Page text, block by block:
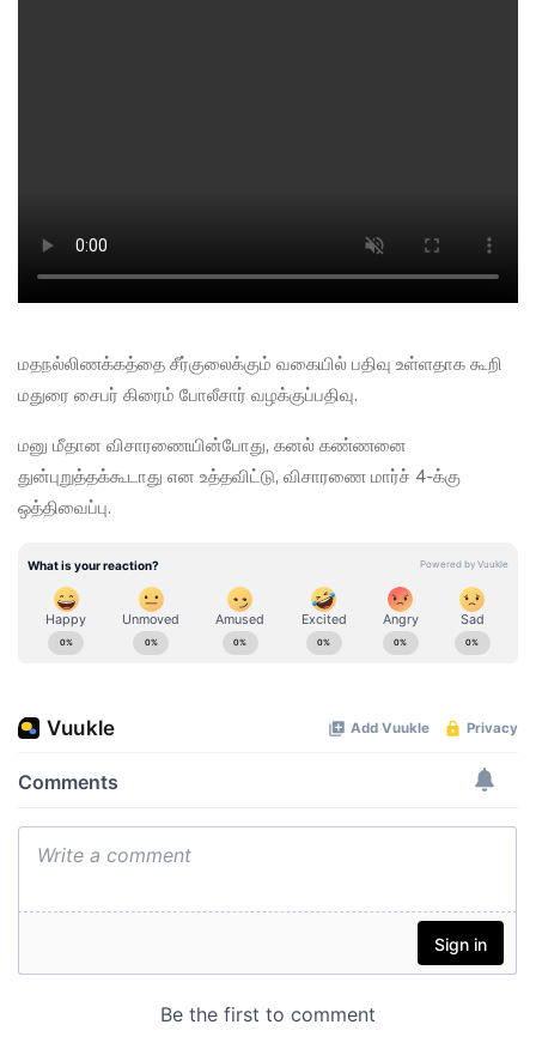
மதநல்லிணக்கத்தை சீர்குலைக்கும் வகையில் பதிவு உள்ளதாக கூறி
மதுரை சைபர் கிரைம் போலீசார் வழக்குப்பதிவு.
மனு மீதான விசாரணையின்போது, கனல் கண்ணனை
துன்புறுத்தக்கூடாது என உத்தவிட்டு, விசாரணை மார்ச் 4-க்கு
ஒத்திவைப்பு.